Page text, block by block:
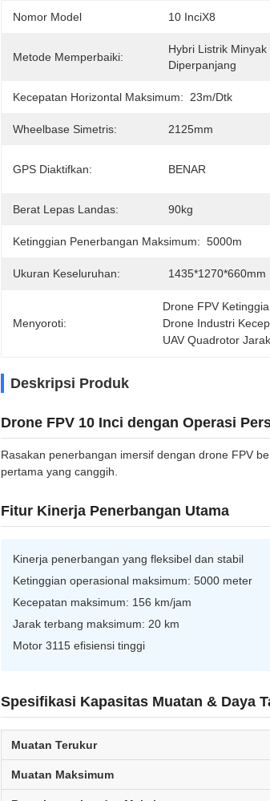
Nomor Model 10 InciX8
Metode Memperbaiki:
Hybri Listrik Minyak
Diperpanjang
Kecepatan Horizontal Maksimum: 23m/dtk
Wheelbase Simetris: 2125mm
GPS Diaktifkan: BENAR
Berat Lepas Landas: 90kg
Ketinggian Penerbangan Maksimum: 5000m
Ukuran Keseluruhan: 1435*1270*660mm
Menyoroti:
Drone FPV
Drone Industri
UAV Quadrotor
Deskripsi Produk
Drone FPV 10 Inci dengan Operasi
Rasakan penerbangan imersif dengan drone FPV
pertama yang canggih.
Fitur Kinerja Penerbangan Utama
Kinerja penerbangan yang fleksibel dan stabil
Ketinggian operasional maksimum: 5000 meter
Kecepatan maksimum: 156 km/jam
Jarak terbang maksimum: 20 km
Motor 3115 efisiensi tinggi
Spesifikasi Kapasitas Muatan & Daya
Muatan Terukur
Muatan Maksimum